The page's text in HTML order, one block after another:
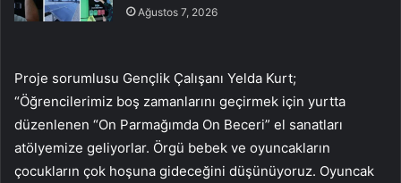
Ağustos 7, 2026
Proje sorumlusu Gençlik Çalışanı Yelda Kurt;
“Öğrencilerimiz boş zamanlarını geçirmek için yurtta
düzenlenen “On Parmağımda On Beceri” el sanatları
atölyemize geliyorlar. Örgü bebek ve oyuncakların
çocukların çok hoşuna gideceğini düşünüyoruz. Oyuncak